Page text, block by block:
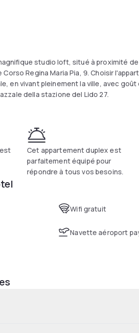
studio loft, situé à proximité
Regina Maria Pia, 9. Choisir
en vivant pleinement la ville, avec
della stazione del Lido 27.
Cet appartement duplex est
parfaitement équipé pour
répondre à tous vos besoins.
Wifi gratuit
Navette aéroport